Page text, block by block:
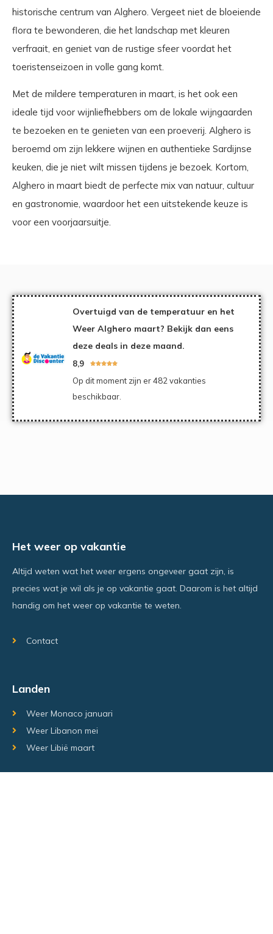
historische centrum van Alghero. Vergeet niet de bloeiende
flora te bewonderen, die het landschap met kleuren
verfraait, en geniet van de rustige sfeer voordat het
toeristenseizoen in volle gang komt.
Met de mildere temperaturen in maart, is het ook een
ideale tijd voor wijnliefhebbers om de lokale wijngaarden
te bezoeken en te genieten van een proeverij. Alghero is
beroemd om zijn lekkere wijnen en authentieke Sardijnse
keuken, die je niet wilt missen tijdens je bezoek. Kortom,
Alghero in maart biedt de perfecte mix van natuur, cultuur
en gastronomie, waardoor het een uitstekende keuze is
voor een voorjaarsuitje.
Overtuigd van de temperatuur en het
Weer Alghero maart? Bekijk dan eens
deze deals in deze maand.
8,9 
Op dit moment zijn er 482 vakanties
beschikbaar.
Het weer op vakantie
Altijd weten wat het weer ergens ongeveer gaat zijn, is
precies wat je wil als je op vakantie gaat. Daarom is het altijd
handig om het weer op vakantie te weten.
Contact
Landen
Weer Monaco januari
Weer Libanon mei
Weer Libië maart